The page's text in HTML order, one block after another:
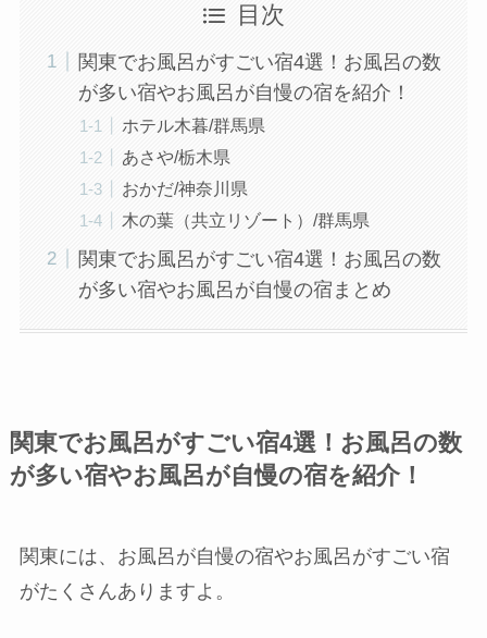
目次
関東でお風呂がすごい宿4選！お風呂の数
が多い宿やお風呂が自慢の宿を紹介！
ホテル木暮/群馬県
あさや/栃木県
おかだ/神奈川県
木の葉（共立リゾート）/群馬県
関東でお風呂がすごい宿4選！お風呂の数
が多い宿やお風呂が自慢の宿まとめ
関東でお風呂がすごい宿4選！お風呂の数
が多い宿やお風呂が自慢の宿を紹介！
関東には、お風呂が自慢の宿やお風呂がすごい宿
がたくさんありますよ。